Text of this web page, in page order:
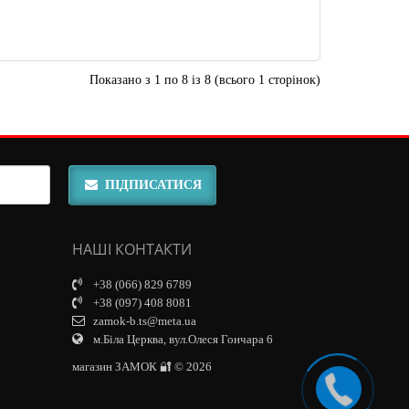
Показано з 1 по 8 із 8 (всього 1 сторінок)
ПІДПИСАТИСЯ
НАШІ КОНТАКТИ
+38 (066) 829 6789
+38 (097) 408 8081
zamok-b.ts@meta.ua
м.Біла Церква, вул.Олеся Гончара 6
магазин ЗАМОК 🔐 © 2026